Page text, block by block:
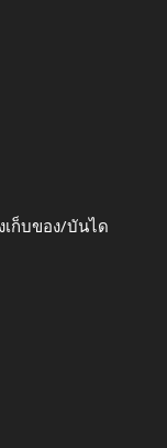
เก็บของ/บันได